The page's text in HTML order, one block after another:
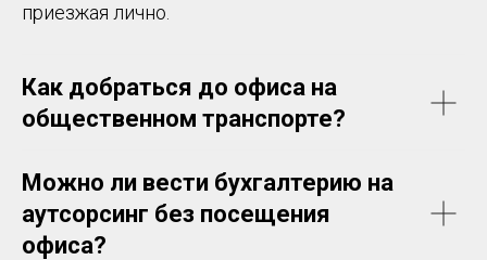
приезжая лично.
Как добраться до офиса на
общественном транспорте?
Можно ли вести бухгалтерию на
аутсорсинг без посещения
офиса?